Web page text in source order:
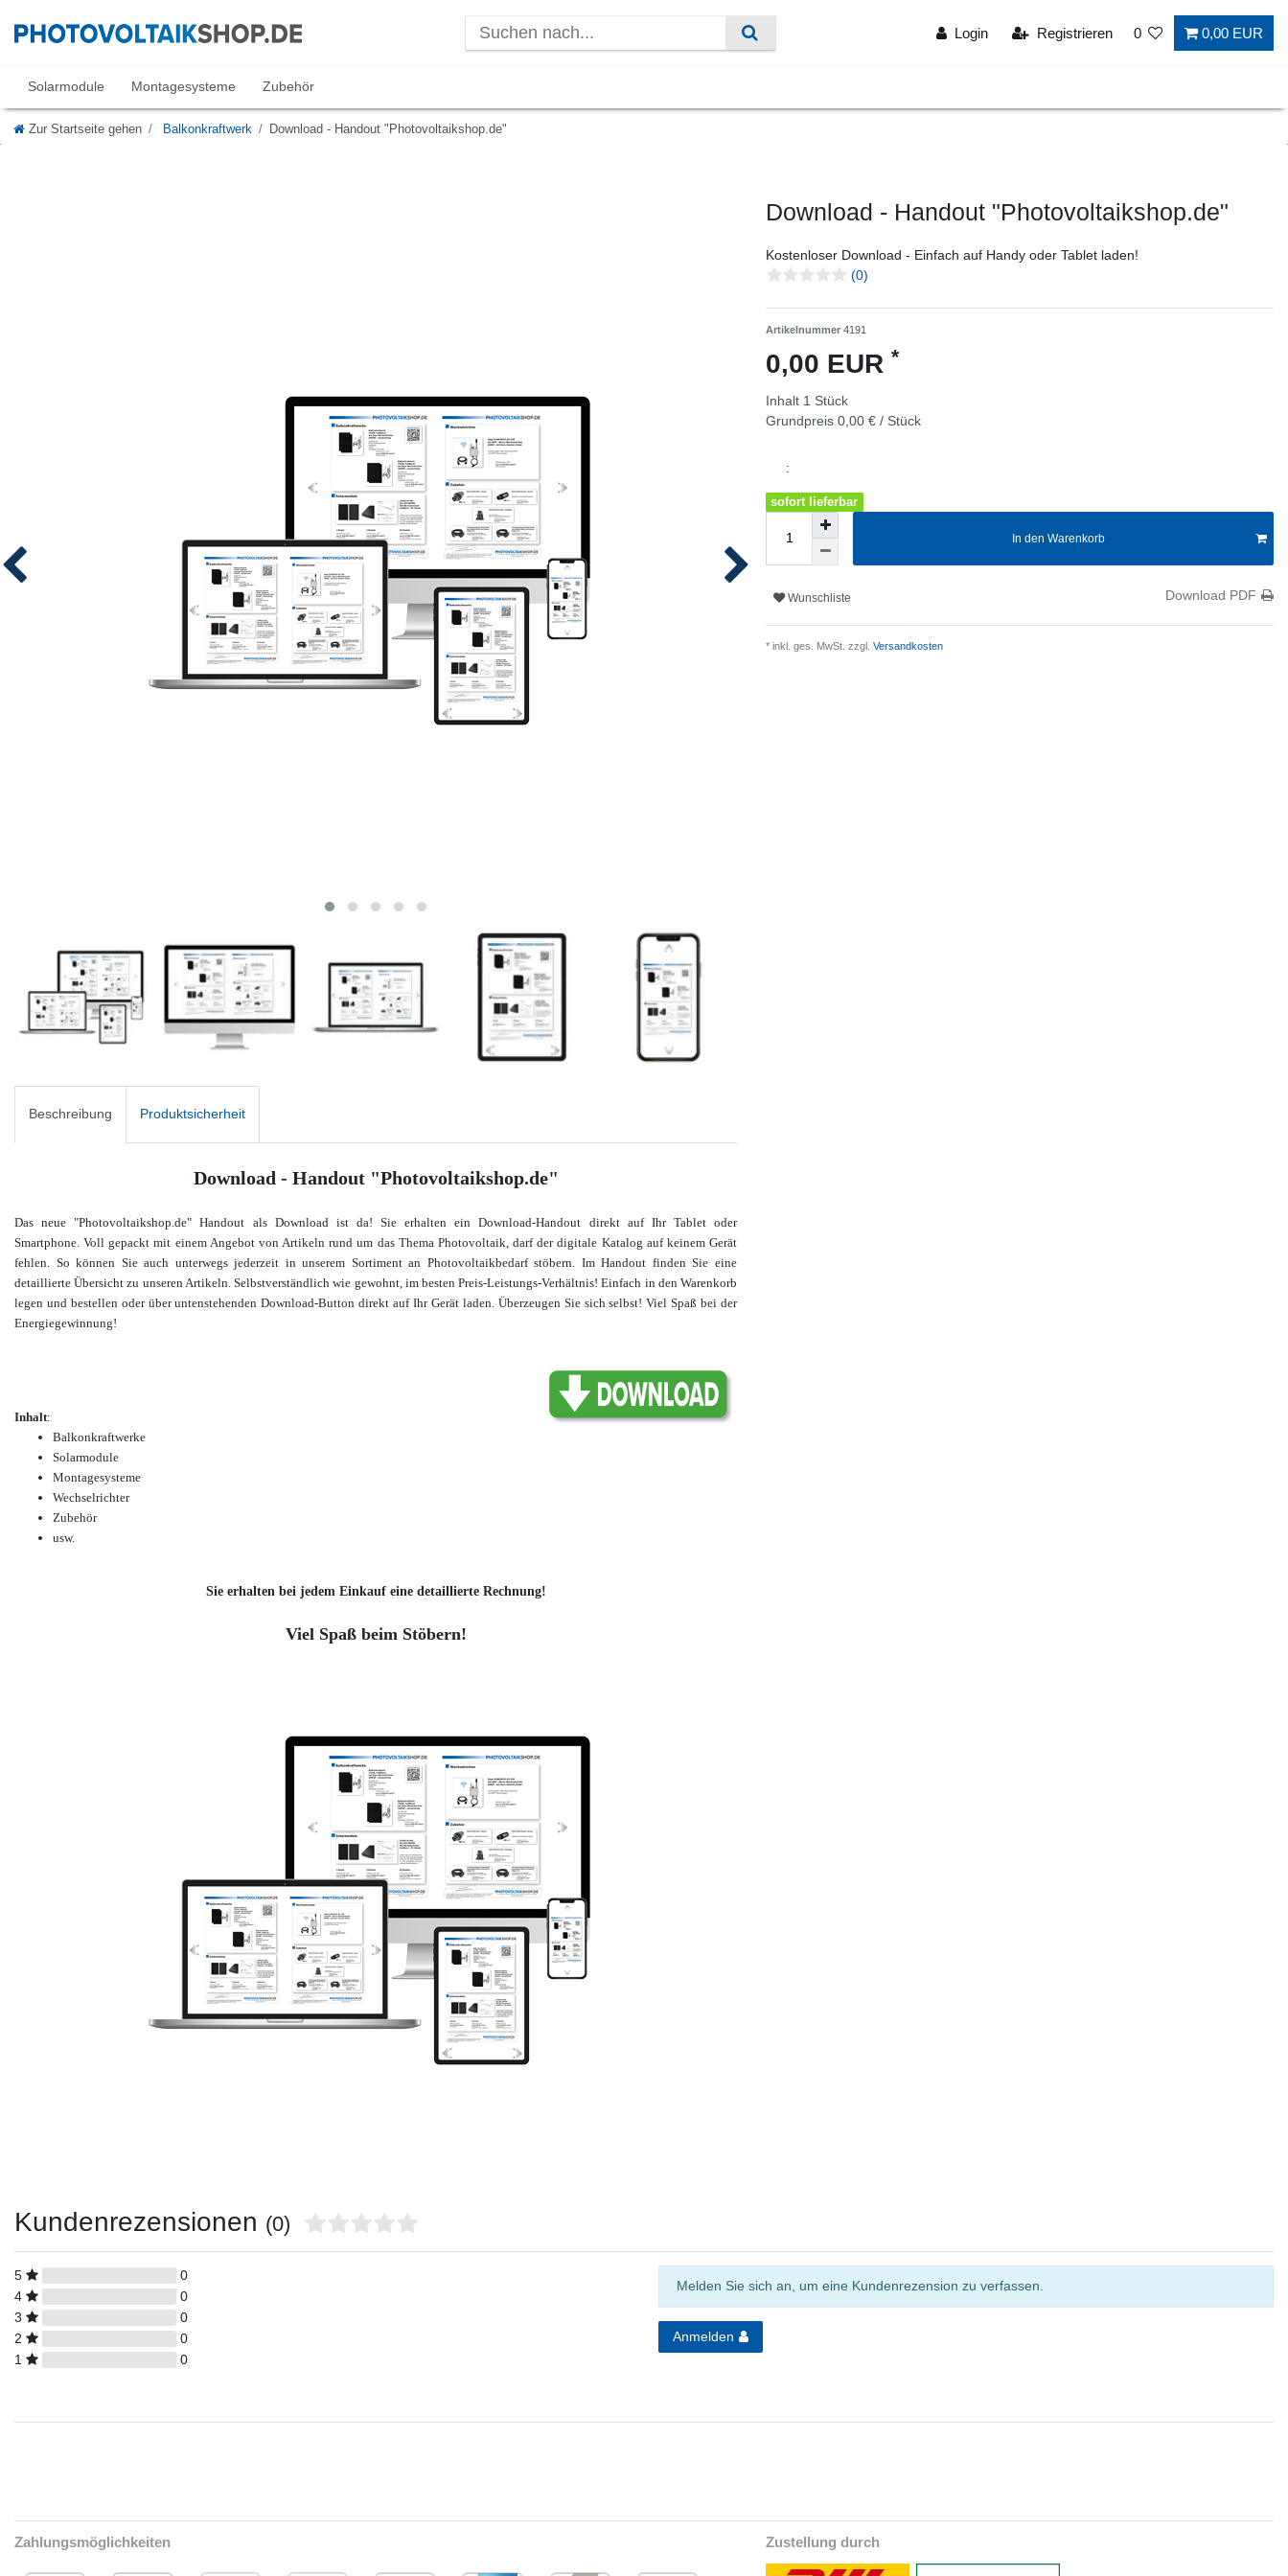
Login Registrieren 0 0,00 EUR
Solarmodule Montagesysteme Zubehör
Zur Startseite gehen Balkonkraftwerk Download - Handout "Photovoltaikshop.de"
Beschreibung Produktsicherheit
Download - Handout "Photovoltaikshop.de"
Das neue "Photovoltaikshop.de" Handout als Download ist da! Sie erhalten ein Download-Handout direkt auf Ihr Tablet oder
Smartphone. Voll gepackt mit einem Angebot von Artikeln rund um das Thema Photovoltaik, darf der digitale Katalog auf keinem Gerät
fehlen. So können Sie auch unterwegs jederzeit in unserem Sortiment an Photovoltaikbedarf stöbern. Im Handout finden Sie eine
detaillierte Übersicht zu unseren Artikeln. Selbstverständlich wie gewohnt, im besten Preis-Leistungs-Verhältnis! Einfach in den Warenkorb
legen und bestellen oder über untenstehenden Download-Button direkt auf Ihr Gerät laden. Überzeugen Sie sich selbst! Viel Spaß bei der
Energiegewinnung!
Inhalt:
Balkonkraftwerke
Solarmodule
Montagesysteme
Wechselrichter
Zubehör
usw.
Sie erhalten bei jedem Einkauf eine detaillierte Rechnung!
Viel Spaß beim Stöbern!
Download - Handout "Photovoltaikshop.de"
Kostenloser Download - Einfach auf Handy oder Tablet laden!
(0)
Artikelnummer 4191
0,00 EUR *
Inhalt 1 Stück
Grundpreis 0,00 € / Stück
:
sofort lieferbar
In den Warenkorb
Wunschliste Download PDF
* inkl. ges. MwSt. zzgl. Versandkosten
Kundenrezensionen (0)
5
0
4
0
3
0
2
0
1
0
Melden Sie sich an, um eine Kundenrezension zu verfassen.
Anmelden
Zahlungsmöglichkeiten Zustellung durch